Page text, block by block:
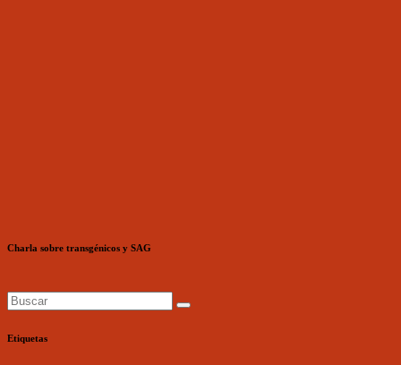
Charla sobre transgénicos y SAG
Etiquetas